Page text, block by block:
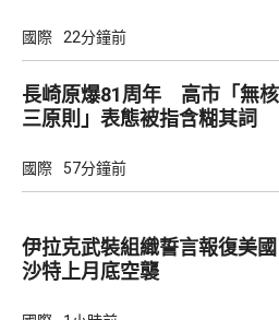
國際 22分鐘前
長崎原爆81周年 高市「無核
三原則」表態被指含糊其詞
國際 57分鐘前
伊拉克武裝組織誓言報復美國
沙特上月底空襲